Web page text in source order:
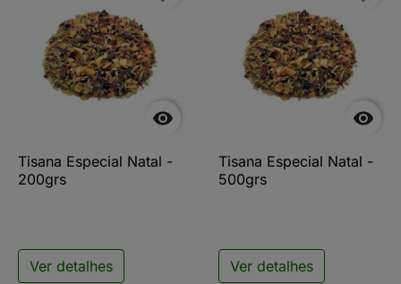

Tisana Especial Natal -
200grs
Ver detalhes

Tisana Especial Natal -
500grs
Ver detalhes